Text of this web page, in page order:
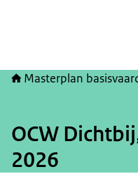
Masterplan
OCW
2026